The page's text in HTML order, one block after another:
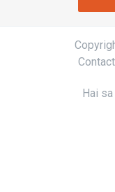
Contact
Hai